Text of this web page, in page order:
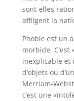
sont-elles
affligent la
Phobie est un
morbide.
inexplicable et
d’objets ou
Merriam-
c’est une